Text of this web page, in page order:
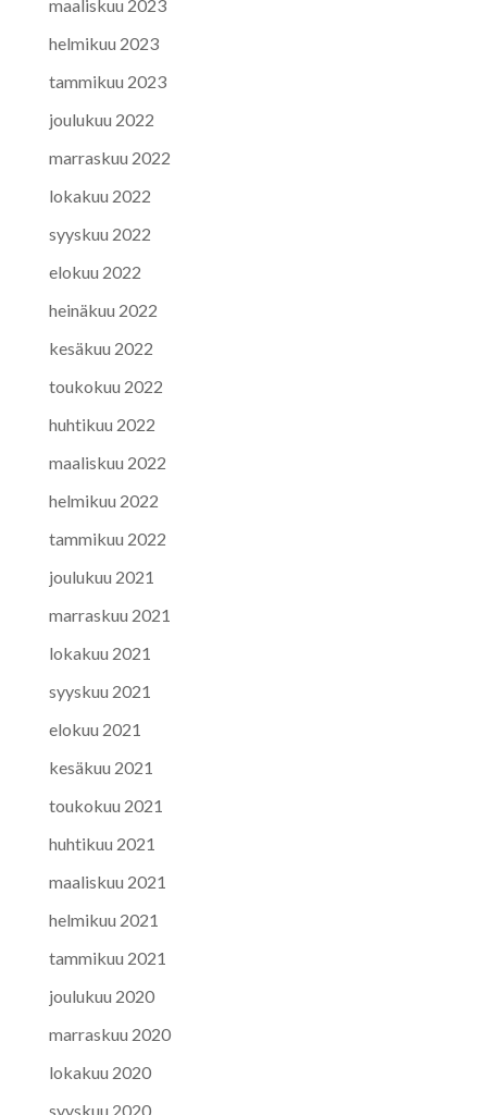
maaliskuu 2023
helmikuu 2023
tammikuu 2023
joulukuu 2022
marraskuu 2022
lokakuu 2022
syyskuu 2022
elokuu 2022
heinäkuu 2022
kesäkuu 2022
toukokuu 2022
huhtikuu 2022
maaliskuu 2022
helmikuu 2022
tammikuu 2022
joulukuu 2021
marraskuu 2021
lokakuu 2021
syyskuu 2021
elokuu 2021
kesäkuu 2021
toukokuu 2021
huhtikuu 2021
maaliskuu 2021
helmikuu 2021
tammikuu 2021
joulukuu 2020
marraskuu 2020
lokakuu 2020
syyskuu 2020